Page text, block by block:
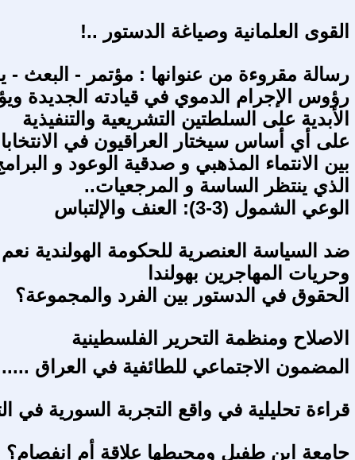
القوى العلمانية وصياغة الدستور ..!
رسالة مقروءة من عنوانها : مؤتمر - البعث -
رؤوس الإجرام الدموي في قيادته الجديدة
الأبدية على السلطتين التشريعية والتنفيذية
على أي أساس سيختار العراقيون في
بين الانتماء المذهبي و صدقية الوعود و
الذي ينتظر الساسة و المرجعيات..
الوعي الشمول (3-3): العنف والإلتباس
ضد السياسة العنصرية للحكومة الهولندية
وحريات المهاجرين بهولندا
الحقوق في الدستور بين الفرد والمجموعة؟
الاصلاح ومنظمة التحرير الفلسطينية
المضمون الاجتماعي للطائفية في العراق
قراءة تحليلية في واقع التجربة السورية في
جامعة ابن طفيل ومحيطها علاقة أم انفصام؟